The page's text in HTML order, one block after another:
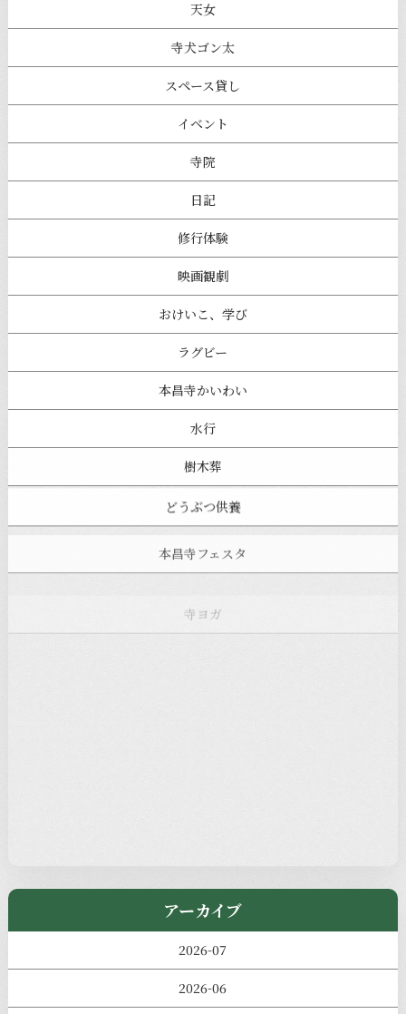
天女
寺犬ゴン太
スペース貸し
イベント
寺院
日記
修行体験
映画観劇
おけいこ、学び
ラグビー
本昌寺かいわい
水行
樹木葬
どうぶつ供養
お知らせ
アーカイブ
2026-07
2026-06